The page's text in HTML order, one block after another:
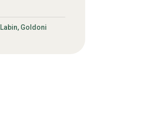
Labin, Goldoni